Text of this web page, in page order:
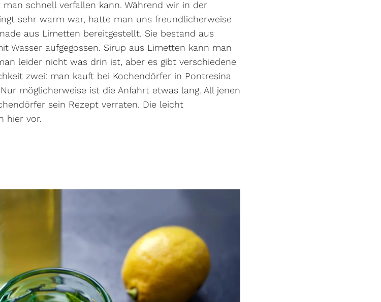
schnell verfallen kann. Während wir in der
sehr warm war, hatte man uns freundlicherweise
aus Limetten bereitgestellt. Sie bestand aus
Wasser aufgegossen. Sirup aus Limetten kann man
leider nicht was drin ist, aber es gibt verschiedene
zwei: man kauft bei Kochendörfer in Pontresina
möglicherweise ist die Anfahrt etwas lang. All jenen
sein Rezept verraten. Die leicht
hier vor.